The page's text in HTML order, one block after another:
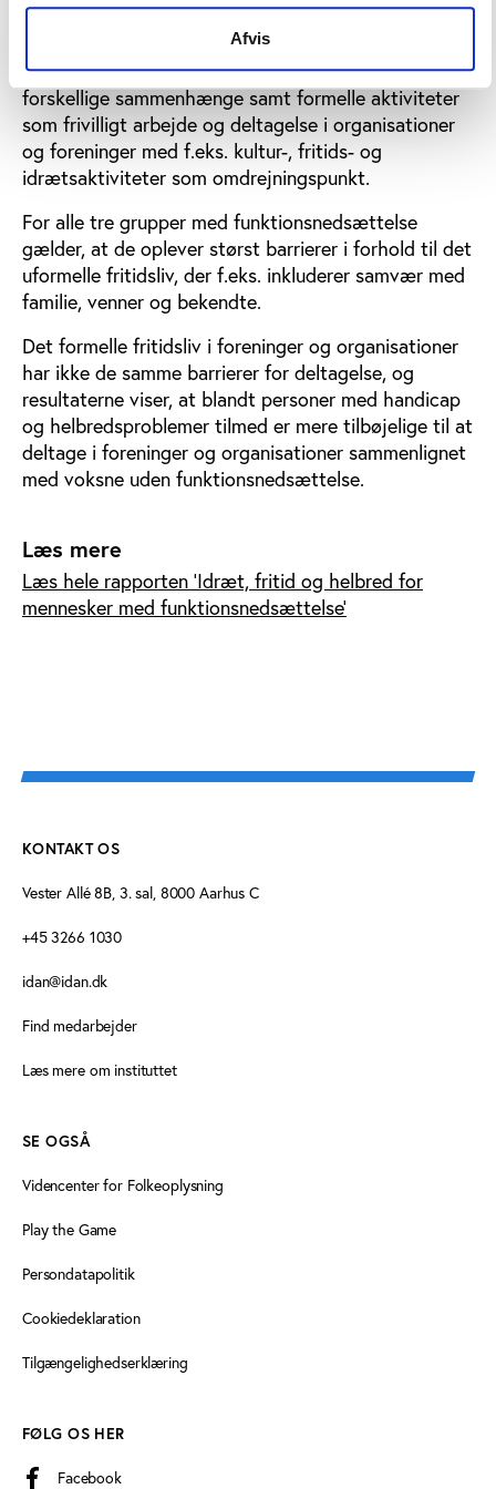
Afvis
Fritidslivet inkluderer både uformelle aktiviteter i
form af samvær med familie, venner og bekendte i
forskellige sammenhænge samt formelle aktiviteter
som frivilligt arbejde og deltagelse i organisationer
og foreninger med f.eks. kultur-, fritids- og
idrætsaktiviteter som omdrejningspunkt.
For alle tre grupper med funktionsnedsættelse
gælder, at de oplever størst barrierer i forhold til det
uformelle fritidsliv, der f.eks. inkluderer samvær med
familie, venner og bekendte.
Det formelle fritidsliv i foreninger og organisationer
har ikke de samme barrierer for deltagelse, og
resultaterne viser, at blandt personer med handicap
og helbredsproblemer tilmed er mere tilbøjelige til at
deltage i foreninger og organisationer sammenlignet
med voksne uden funktionsnedsættelse.
Læs mere
Læs hele rapporten ’Idræt, fritid og helbred for
mennesker med funktionsnedsættelse’
KONTAKT OS
Vester Allé 8B, 3. sal, 8000 Aarhus C
+45 3266 1030
idan@idan.dk
Find medarbejder
Læs mere om instituttet
SE OGSÅ
Videncenter for Folkeoplysning
Play the Game
Persondatapolitik
Cookiedeklaration
Tilgængelighedserklæring
FØLG OS HER
Facebook